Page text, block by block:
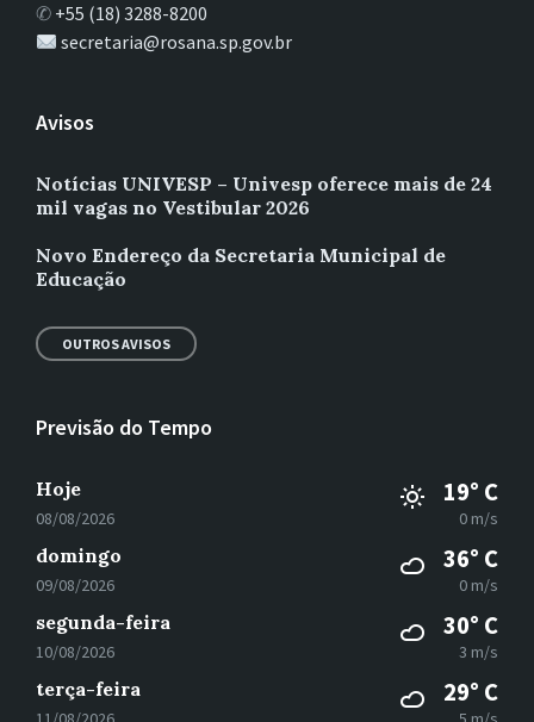
✆ +55 (18) 3288-8200
secretaria@rosana.sp.gov.br
Avisos
Notícias UNIVESP – Univesp oferece mais de 24
mil vagas no Vestibular 2026
Novo Endereço da Secretaria Municipal de
Educação
OUTROS AVISOS
Previsão do Tempo
Hoje
08/08/2026
19° C
0 m/s
domingo
09/08/2026
36° C
0 m/s
segunda-feira
10/08/2026
30° C
3 m/s
terça-feira 29° C